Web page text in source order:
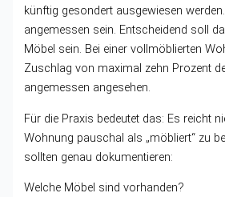
künftig gesondert ausgewiesen
angemessen sein. Entscheidend soll
Möbel sein. Bei einer vollmöblierten
Zuschlag von maximal zehn Prozent
angemessen angesehen.
Für die Praxis bedeutet das: Es reicht
Wohnung pauschal als „möbliert“ zu
sollten genau dokumentieren:
Welche Möbel sind vorhanden?